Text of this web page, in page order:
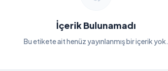
İçerik Bulunamadı
Bu etikete ait henüz yayınlanmış bir içerik yok.